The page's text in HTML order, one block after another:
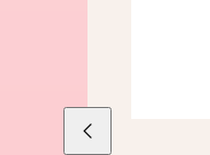
Liu'uta